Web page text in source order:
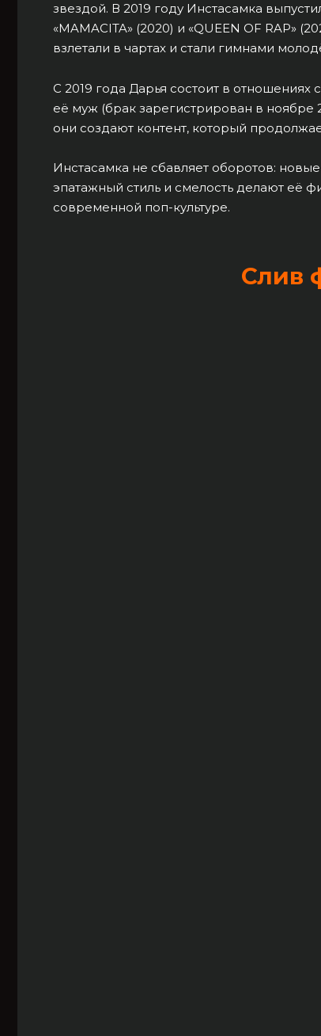
звездой. В 2019 году Инстасамка
«MAMACITA» (2020) и «QUEEN OF RAP»
взлетали в чартах и стали гимнами
С 2019 года Дарья состоит в
её муж (брак зарегистрирован в ноябре
они создают контент, который
Инстасамка не сбавляет оборотов:
эпатажный стиль и смелость делают её
современной поп-культуре.
Слив